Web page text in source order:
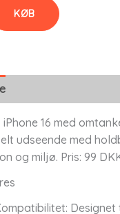
KØB
16 med
udseende med
og miljø. Pris: 99
Designet